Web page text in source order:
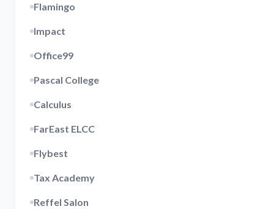
Flamingo
Impact
Office99
Pascal College
Calculus
FarEast ELCC
Flybest
Tax Academy
Reffel Salon